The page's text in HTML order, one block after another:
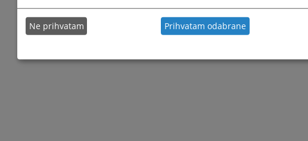
Ne prihvatam Prihvatam odabrane